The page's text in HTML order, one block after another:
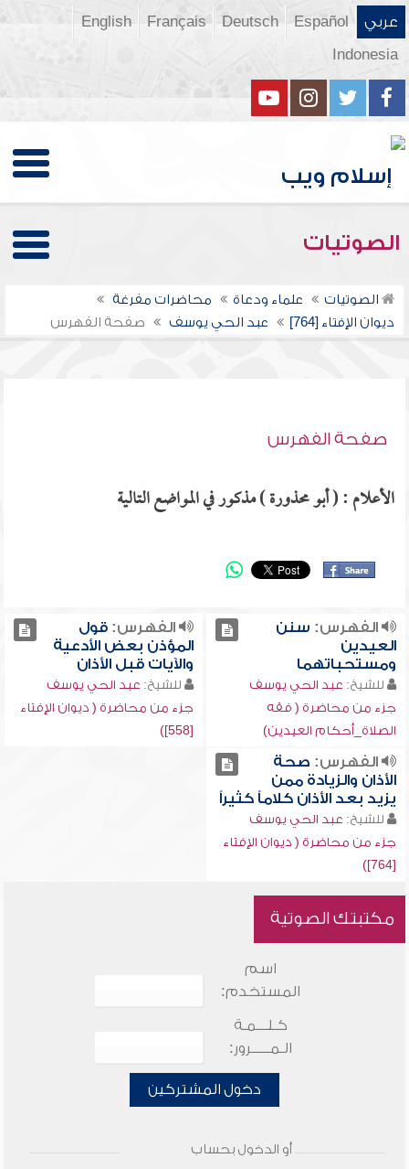
عربي Español
Deutsch
Français
English
Indonesia
الصوتيات
الصوتيات علماء ودعاة
محاضرات مفرغة
ديوان الإفتاء [764]
عبد الحي يوسف صفحة الفهرس
صفحة الفهرس
الأعلام : ( أبو محذورة ) مذكور في المواضع التالية
الفهرس: سنن
العيدين
ومستحباتهما
للشيخ: عبد الحي يوسف
جزء من محاضرة ( فقه
الصلاة_أحكام العيدين)
الفهرس:قول
المؤذن بعض الأدعية
والآيات قبل الأذان
للشيخ: عبد الحي يوسف
جزء من محاضرة ( ديوان الإفتاء
[558])
الفهرس: صحة
الأذان والزيادة ممن
يزيد بعد الأذان كلاماً كثيراً
للشيخ: عبد الحي يوسف
جزء من محاضرة ( ديوان الإفتاء
[764])
مكتبتك الصوتية
اسم
المستخدم:
كـلـــمـة
الـمـــــرور:
دخول المشتركين
أو الدخول بحساب